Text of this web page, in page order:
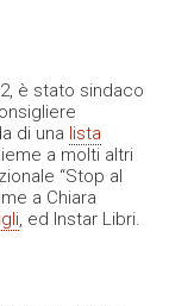
è stato sindaco
di una lista
a molti altri
“Stop al
a Chiara
, ed Instar Libri.